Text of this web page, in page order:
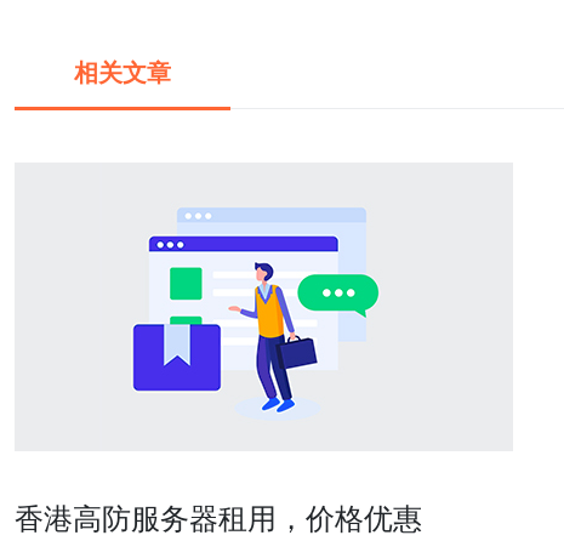
相关文章
香港高防服务器租用，价格优惠